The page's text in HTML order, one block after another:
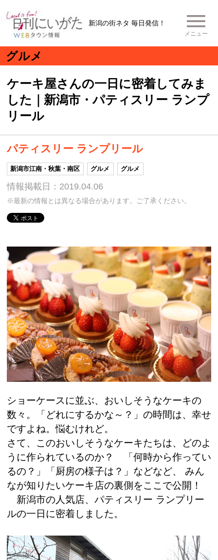
新潟の街ネタ 毎日発信！
メニュー
グルメ
ケーキ屋さんの一日に密着してみま
した｜新潟市・パティスリー ランプ
リール
パティスリー ランプリール
新潟市江南・秋葉・南区 グルメ グルメ
情報掲載日：2019.04.06
※最新の情報とは異なる場合があります。ご了承ください。
ショーケースに並ぶ、おいしそうなケーキの
数々。「どれにするかな～？」の時間は、幸せ
ですよね。悩むけれど。
さて、このおいしそうなケーキたちは、どのよ
うに作られているのか？ 「何時から作ってい
るの？」「厨房の様子は？」などなど、 みん
なが知りたいケーキ店の裏側をここで公開！
新潟市の人気店、パティスリー ランプリー
ルの一日に密着しました。